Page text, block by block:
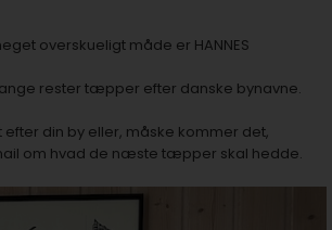
overskueligt måde er HANNES
rester tæpper efter danske bynavne.
din by eller, måske kommer det,
om hvad de næste tæpper skal hedde.